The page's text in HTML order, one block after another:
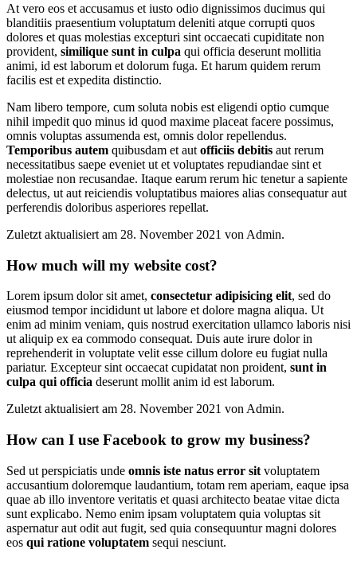
At vero eos et accusamus et iusto odio dignissimos ducimus qui
blanditiis praesentium voluptatum deleniti atque corrupti quos
dolores et quas molestias excepturi sint occaecati cupiditate non
provident, similique sunt in culpa qui officia deserunt mollitia
animi, id est laborum et dolorum fuga. Et harum quidem rerum
facilis est et expedita distinctio.
Nam libero tempore, cum soluta nobis est eligendi optio cumque
nihil impedit quo minus id quod maxime placeat facere possimus,
omnis voluptas assumenda est, omnis dolor repellendus.
Temporibus autem quibusdam et aut officiis debitis aut rerum
necessitatibus saepe eveniet ut et voluptates repudiandae sint et
molestiae non recusandae. Itaque earum rerum hic tenetur a sapiente
delectus, ut aut reiciendis voluptatibus maiores alias consequatur aut
perferendis doloribus asperiores repellat.
Zuletzt aktualisiert am 28. November 2021 von Admin.
How much will my website cost?
Lorem ipsum dolor sit amet, consectetur adipisicing elit, sed do
eiusmod tempor incididunt ut labore et dolore magna aliqua. Ut
enim ad minim veniam, quis nostrud exercitation ullamco laboris nisi
ut aliquip ex ea commodo consequat. Duis aute irure dolor in
reprehenderit in voluptate velit esse cillum dolore eu fugiat nulla
pariatur. Excepteur sint occaecat cupidatat non proident, sunt in
culpa qui officia deserunt mollit anim id est laborum.
Zuletzt aktualisiert am 28. November 2021 von Admin.
How can I use Facebook to grow my business?
Sed ut perspiciatis unde omnis iste natus error sit voluptatem
accusantium doloremque laudantium, totam rem aperiam, eaque ipsa
quae ab illo inventore veritatis et quasi architecto beatae vitae dicta
sunt explicabo. Nemo enim ipsam voluptatem quia voluptas sit
aspernatur aut odit aut fugit, sed quia consequuntur magni dolores
eos qui ratione voluptatem sequi nesciunt.